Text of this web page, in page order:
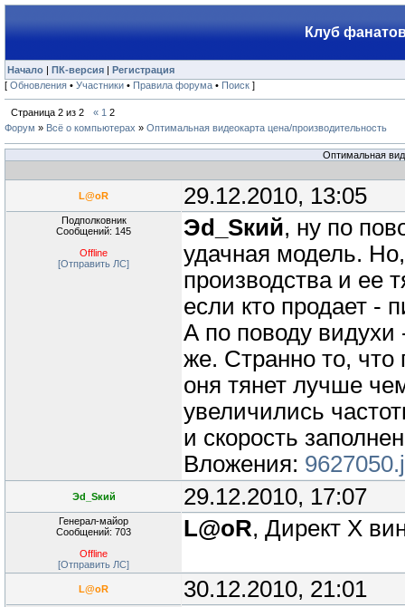
Клуб
Начало | ПК-версия | Регистрация
[ Обновления • Участники • Правила форума • Поиск ]
Страница 2 из 2 « 1 2
Форум » Всё о компьютерах » Оптимальная видеокарта цена/производительность
Оптимальная
L@oR 29.12.2010, 13:05
Подполковник
Сообщений: 145
Offline
[Отправить ЛС]
Эd_Sкий, ну по
удачная модель.
производства и ее
если кто продает -
А по поводу видухи
же. Странно то, что
оня тянет лучше
увеличились
и скорость
Вложения:
Эd_Sкий 29.12.2010, 17:07
Генерал-майор
Сообщений: 703
Offline
[Отправить ЛС]
L@oR, Директ Х
L@oR 30.12.2010, 21:01